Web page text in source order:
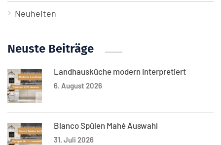
Neuheiten
Neuste Beiträge
Landhausküche modern interpretiert
6. August 2026
Blanco Spülen Mahé Auswahl
31. Juli 2026